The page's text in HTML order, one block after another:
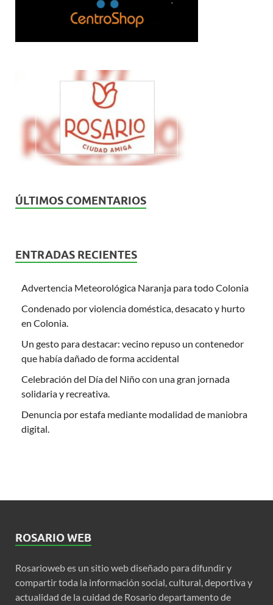
ÚLTIMOS COMENTARIOS
ENTRADAS RECIENTES
Advertencia Meteorológica Naranja para todo Colonia
Condenado por violencia doméstica, desacato y hurto
en Colonia.
Un gesto para destacar: vecino repuso un contenedor
que había dañado de forma accidental
Celebración del Día del Niño con una gran jornada
solidaria y recreativa.
Denuncia por estafa mediante modalidad de maniobra
digital.
ROSARIO WEB
Rosarioweb es un sitio web diseñado para difundir y
compartir toda la información social, cultural, deportiva y
actualidad de la cuidad de Rosario departamento de